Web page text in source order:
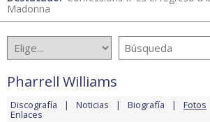
Madonna
Pharrell Williams
Discografía Noticias Biografía Fotos
Enlaces